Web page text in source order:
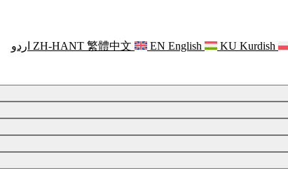
ZH-HANT 繁體中文 EN English KU Kurdish اردو